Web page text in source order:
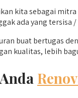
kita sebagai
ada yang tersisa
buat bertugas
kualitas, lebih